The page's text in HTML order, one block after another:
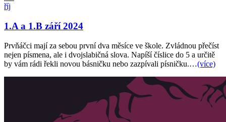
říj
1.A a 1.B září 2024
Prvňáčci mají za sebou první dva měsíce ve škole. Zvládnou přečíst
nejen písmena, ale i dvojslabičná slova. Napíší číslice do 5 a určitě
by vám rádi řekli novou básničku nebo zazpívali písničku.…(více)